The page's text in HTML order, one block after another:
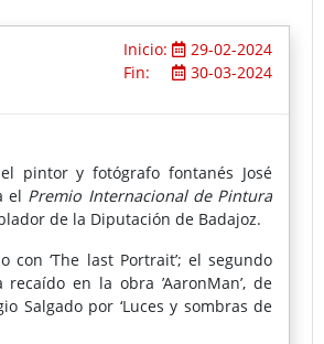
Inicio:
29-02-2024
Fin:
30-03-2024
pintor y fotógrafo fontanés José
el Premio Internacional de Pintura
de la Diputación de Badajoz.
con ‘The last Portrait’; el segundo
en la obra ’AaronMan’, de
Salgado por ‘Luces y sombras de